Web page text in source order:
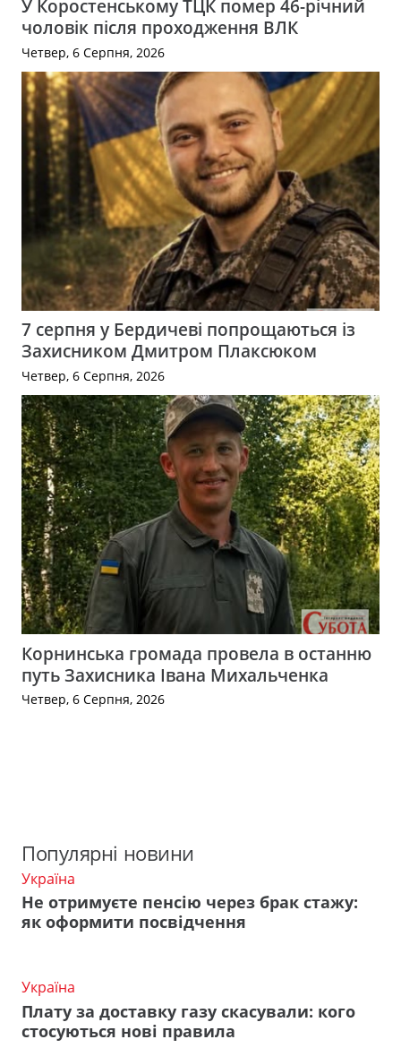
У Коростенському ТЦК помер 46-річний
чоловік після проходження ВЛК
Четвер, 6 Серпня, 2026
7 серпня у Бердичеві попрощаються із
Захисником Дмитром Плаксюком
Четвер, 6 Серпня, 2026
Корнинська громада провела в останню
путь Захисника Івана Михальченка
Четвер, 6 Серпня, 2026
Популярні новини
Україна
Не отримуєте пенсію через брак стажу:
як оформити посвідчення
Україна
Плату за доставку газу скасували: кого
стосуються нові правила